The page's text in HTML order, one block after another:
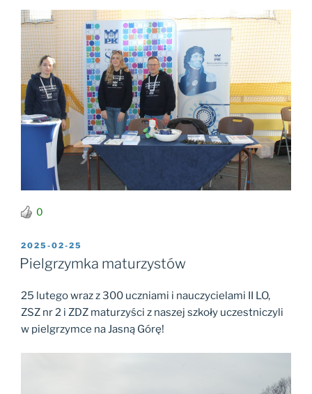
0
OPUBLIKOWANE
W
2025-02-25
Pielgrzymka maturzystów
25 lutego wraz z 300 uczniami i nauczycielami II LO,
ZSZ nr 2 i ZDZ maturzyści z naszej szkoły uczestniczyli
w pielgrzymce na Jasną Górę!